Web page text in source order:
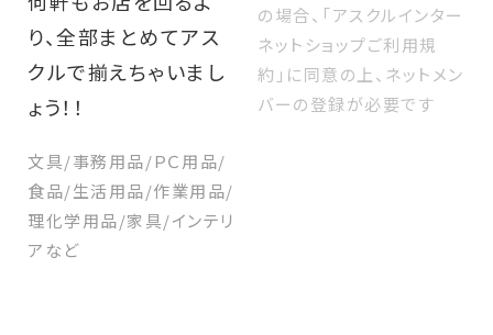
り、全部まとめてアス
クルで揃えちゃいまし
ょう！！
文具/事務用品/ＰＣ用品/
食品/生活用品/作業用品/
理化学用品/家具/インテリ
アなど
の場合、「アスクルインター
ネットショップご利用規
約」に同意の上、ネットメン
バーの登録が必要です